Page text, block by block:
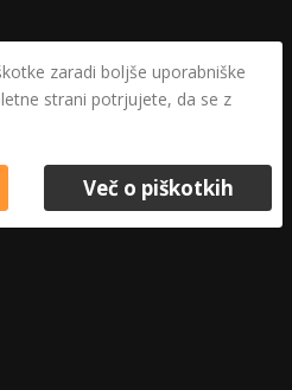
zaradi boljše uporabniške
strani potrjujete, da se z
Več o piškotkih